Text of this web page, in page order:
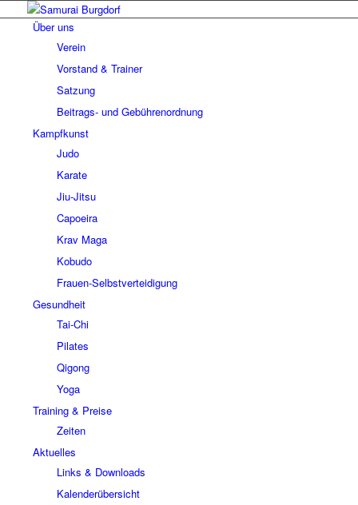
Über uns
Verein
Vorstand & Trainer
Satzung
Beitrags- und Gebührenordnung
Kampfkunst
Judo
Karate
Jiu-Jitsu
Capoeira
Krav Maga
Kobudo
Frauen-Selbstverteidigung
Gesundheit
Tai-Chi
Pilates
Qigong
Yoga
Training & Preise
Zeiten
Aktuelles
Links & Downloads
Kalenderübersicht